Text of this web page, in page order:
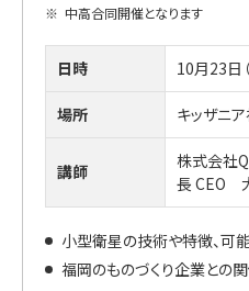
※ 中高合同開催となります
日時 10月23日
場所 キッザニ
講師
株式会社
長 CEO
小型衛星の技術や特徴、可
福岡のものづくり企業との